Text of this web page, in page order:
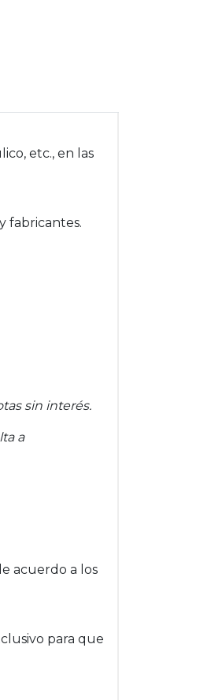
etc., en las
fabricantes.
sin interés.
a
acuerdo a los
para que